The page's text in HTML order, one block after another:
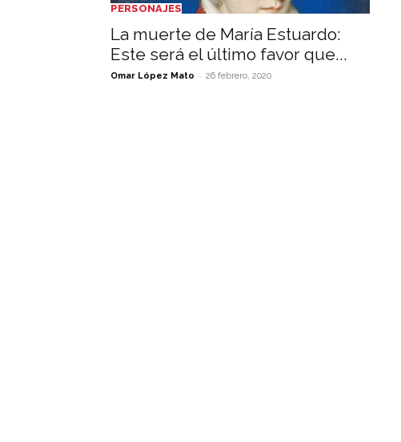
PERSONAJES
La muerte de María Estuardo:
Este será el último favor que...
Omar López Mato - 26 febrero, 2020